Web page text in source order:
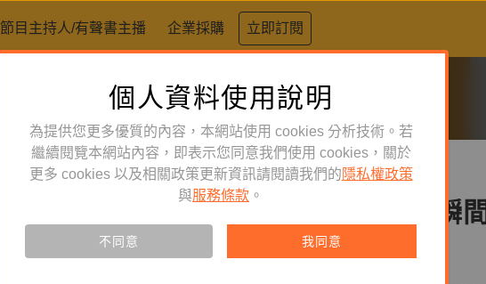
節目主持人/有聲書主播 企業採購 立即訂閱
訂閱 有聲書 人文史哲
審美的政治：英國藝術運動的十個瞬間
訂閱會員可聆聽本產品，您也可單購收藏。
個人資料使用說明
為提供您更多優質的內容，本網站使用 cookies 分析技術。若
繼續閱覽本網站內容，即表示您同意我們使用 cookies，關於
更多 cookies 以及相關政策更新資訊請閱讀我們的 隱私權政策
與服務條款 。
不同意 我同意